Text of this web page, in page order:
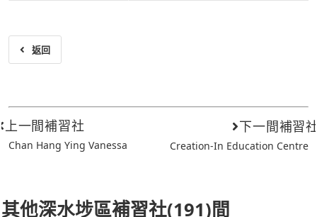
返回
上一間補習社
Chan Hang Ying Vanessa
下一間補習
Creation-In Education Centre
其他深水埗區補習社(191)間